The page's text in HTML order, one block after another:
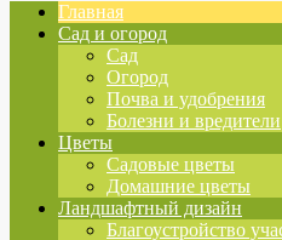
Главная
Сад и огород
Сад
Огород
Почва и удобрения
Болезни и вредители
Цветы
Садовые цветы
Домашние цветы
Ландшафтный дизайн
Благоустройство